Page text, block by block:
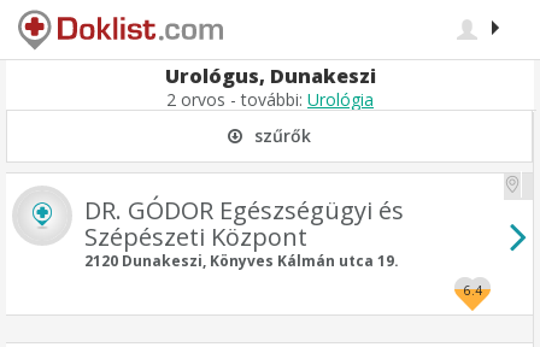
Urológus, Dunakeszi
2 orvos - további: Urológia
szűrők
DR. GÓDOR Egészségügyi és
Szépészeti Központ
2120 Dunakeszi, Könyves Kálmán utca 19.
6.4